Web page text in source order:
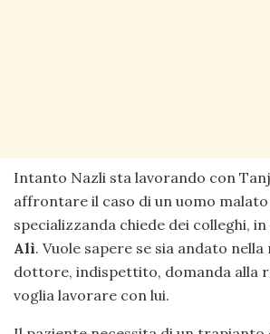
Intanto Nazli sta lavorando con
affrontare il caso di un uomo malato
specializzanda chiede dei colleghi,
Alì. Vuole sapere se sia andato nella
dottore, indispettito, domanda alla
voglia lavorare con lui.